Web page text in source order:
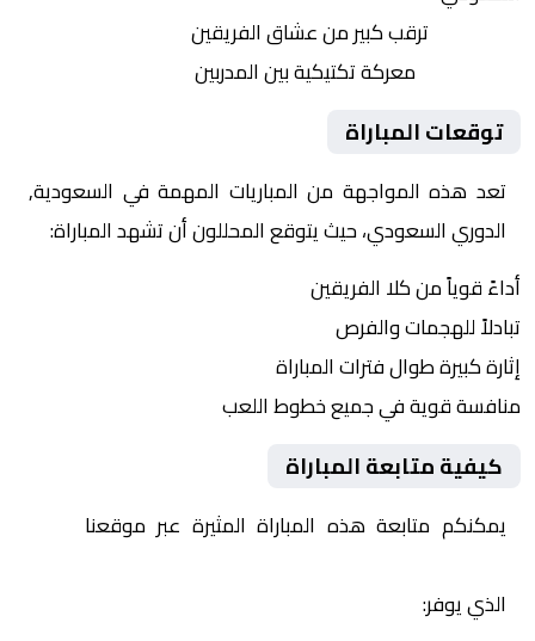
ترقب كبير من عشاق الفريقين
معركة تكتيكية بين المدربين
توقعات المباراة
تعد هذه المواجهة من المباريات المهمة في السعودية,
الدوري السعودي، حيث يتوقع المحللون أن تشهد المباراة:
أداءً قوياً من كلا الفريقين
تبادلاً للهجمات والفرص
إثارة كبيرة طوال فترات المباراة
منافسة قوية في جميع خطوط اللعب
كيفية متابعة المباراة
يمكنكم متابعة هذه المباراة المثيرة عبر موقعنا
الذي يوفر: